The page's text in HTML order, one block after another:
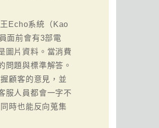
Echo系統（Kao
面前會有3部電
圖片資料。當消費
問題與標準解答。
顧客的意見，並
服人員都會一字不
時也能反向蒐集